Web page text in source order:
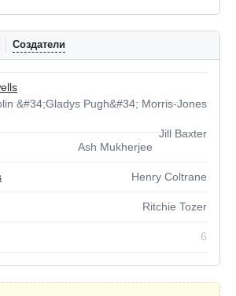
Создатели
&#34;Gladys Pugh&#34; Morris-Jones
Jill Baxter
Ash Mukherjee
Henry Coltrane
Ritchie Tozer
6